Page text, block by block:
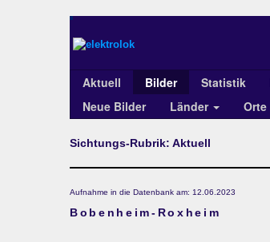
Aktuell Bilder Statistik
Neue Bilder
Länder Orte
Sichtungs-Rubrik: Aktuell
Aufnahme in die Datenbank am: 12.06.2023
Bobenheim-Roxheim